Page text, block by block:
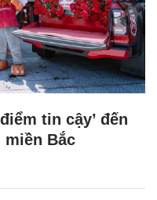
tin cậy’ đến
miền Bắc